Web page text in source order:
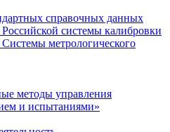
справочных данных
системы калибровки
метрологического
методы управления
и испытаниями»